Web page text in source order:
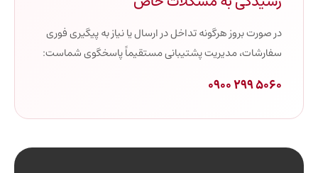
در صورت بروز هرگونه تداخل در ارسال یا نیاز به پیگیری فوری
سفارشات، مدیریت پشتیبانی مستقیماً پاسخگوی شماست:
0900 299 5060